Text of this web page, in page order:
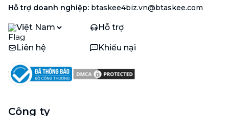
Hỗ trợ doanh nghiệp: btaskee4biz.vn@btaskee.com
Việt Nam Hỗ trợ
Liên hệ Khiếu nại
Công ty